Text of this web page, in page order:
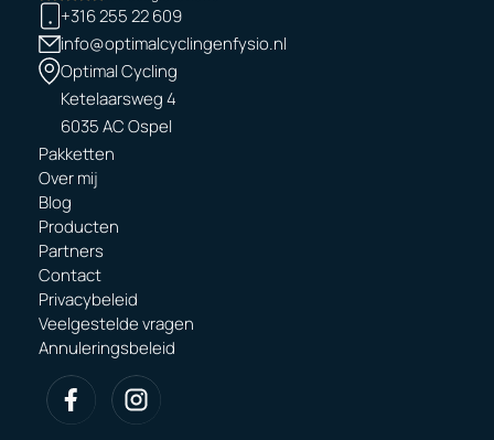
+316 255 22 609
info@optimalcyclingenfysio.nl
Optimal Cycling
Ketelaarsweg 4
6035 AC Ospel
Pakketten
Pakketten
Over mij
Over mij
Blog
Blog
Producten
Producten
Partners
Producten
Contact
Contact
Privacybeleid
Privacybeleid
Veelgestelde vragen
Veelgestelde vragen
Annuleringsbeleid
Annuleringsbeleid